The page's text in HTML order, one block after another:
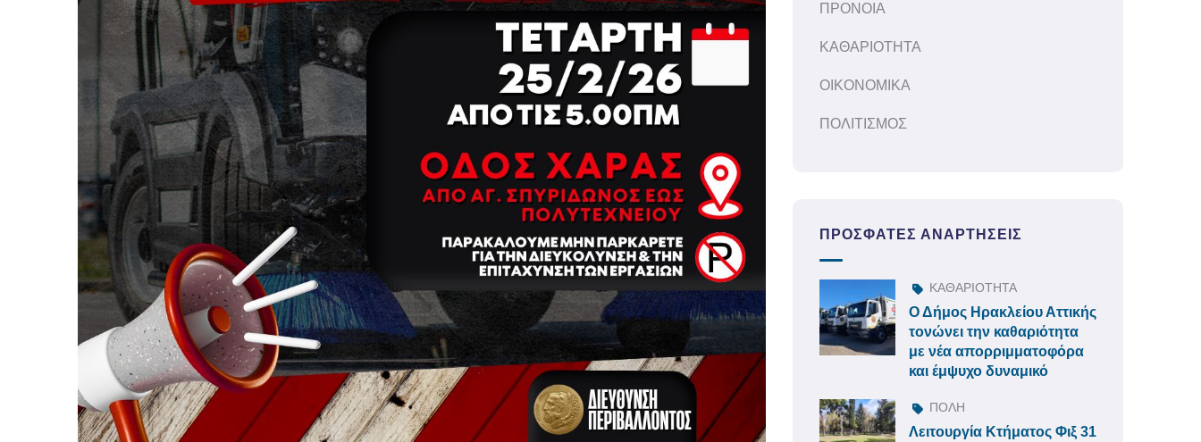
ΠΡΟΝΟΙΑ
ΚΑΘΑΡΙΟΤΗΤΑ
ΟΙΚΟΝΟΜΙΚΑ
ΠΟΛΙΤΙΣΜΟΣ
ΠΡΌΣΦΑΤΕΣ ΑΝΑΡΤΉΣΕΙΣ
ΚΑΘΑΡΙΟΤΗΤΑ
Ο Δήμος Ηρακλείου Αττικής
τονώνει την καθαριότητα
με νέα απορριμματοφόρα
και έμψυχο δυναμικό
ΠΟΛΗ
Λειτουργία Κτήματος Φιξ 31